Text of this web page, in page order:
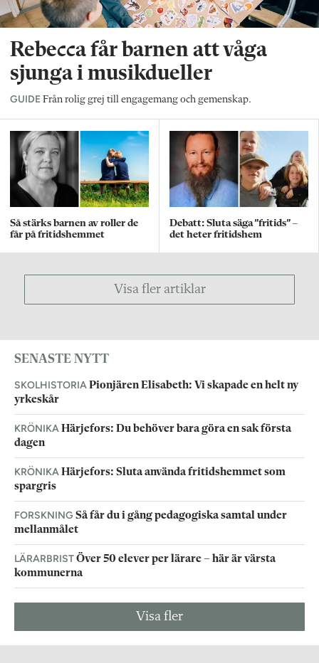
Rebecca får barnen att våga
sjunga i musikdueller
GUIDE Från rolig grej till engagemang och gemenskap.
Så stärks barnen av roller de
får på fritidshemmet
Debatt: Sluta säga ”fritids” –
det heter fritidshem
Visa fler artiklar
SENASTE NYTT
SKOLHISTORIAPionjären Elisabeth: Vi skapade en helt ny
yrkeskår
KRÖNIKAHärjefors: Du behöver bara göra en sak första
dagen
KRÖNIKAHärjefors: Sluta använda fritidshemmet som
spargris
FORSKNING Så får du i gång pedagogiska samtal under
mellanmålet
LÄRARBRISTÖver 50 elever per lärare – här är värsta
kommunerna
Visa fler